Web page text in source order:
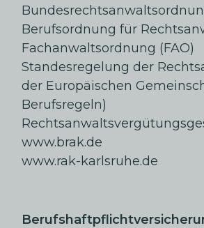
Berufsordnung für
Fachanwaltsordnung (FAO)
Standesregelung der
der Europäischen
Berufsregeln)
www.brak.de
www.rak-karlsruhe.de